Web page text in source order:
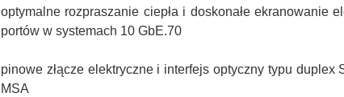
optymalne rozpraszanie ciepła i doskonałe ekranowanie
portów w systemach 10 GbE.70
pinowe złącze elektryczne i interfejs optyczny typu
MSA